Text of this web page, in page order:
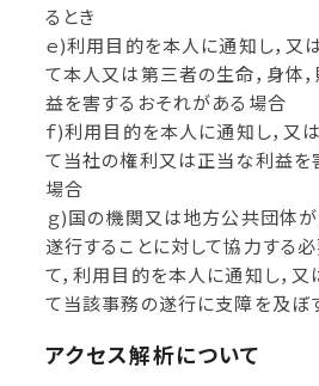
るとき
ｅ)利用目的を本人に通知し，又
て本人又は第三者の生命，身体
益を害するおそれがある場合
ｆ)利用目的を本人に通知し，又
て当社の権利又は正当な利益を
場合
ｇ)国の機関又は地方公共団体
遂行することに対して協力する
て，利用目的を本人に通知し，又
て当該事務の遂行に支障を及ぼ
アクセス解析について